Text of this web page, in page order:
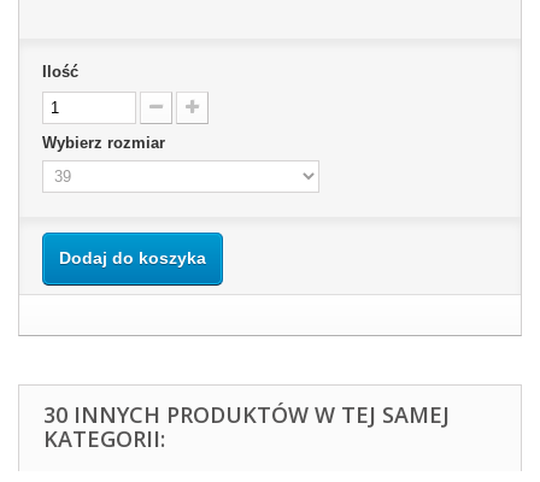
Ilość
Wybierz rozmiar
Dodaj do koszyka
30 INNYCH PRODUKTÓW W TEJ SAMEJ
KATEGORII: